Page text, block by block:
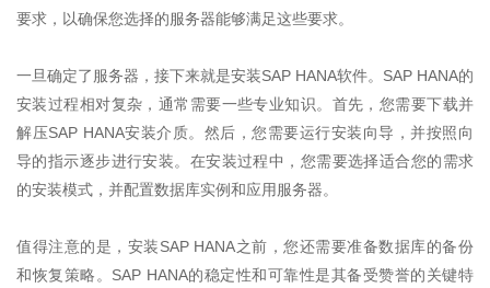
要求，以确保您选择的服务器能够满足这些要求。
一旦确定了服务器，接下来就是安装SAP HANA软件。 SAP HANA的
安装过程相对复杂，通常需要一些专业知识。首先，您需要下载并
解压SAP HANA安装介质。然后，您需要运行安装向导，并按照向
导的指示逐步进行安装。在安装过程中，您需要选择适合您的需求
的安装模式，并配置数据库实例和应用服务器。
值得注意的是，安装SAP HANA之前，您还需要准备数据库的备份
和恢复策略。 SAP HANA的稳定性和可靠性是其备受赞誉的关键特